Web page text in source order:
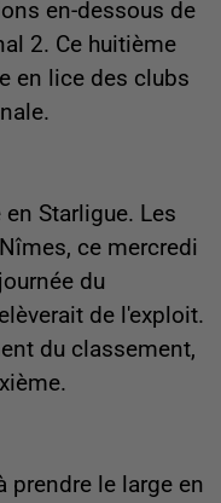
en-dessous de
2. Ce huitième
en lice des clubs
Starligue. Les
ce mercredi
du
de l'exploit.
du classement,
prendre le large en